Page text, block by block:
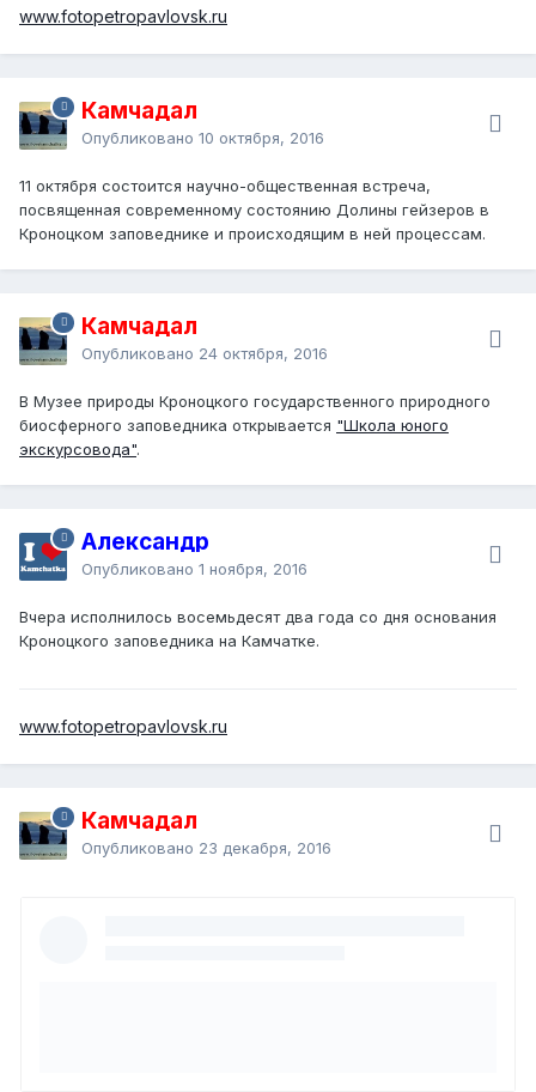
www.fotopetropavlovsk.ru
Камчадал
Опубликовано 10 октября, 2016
11 октября состоится научно-общественная встреча,
посвященная современному состоянию Долины гейзеров в
Кроноцком заповеднике и происходящим в ней процессам.
Камчадал
Опубликовано 24 октября, 2016
В Музее природы Кроноцкого государственного природного
биосферного заповедника открывается "Школа юного
экскурсовода".
Александр
Опубликовано 1 ноября, 2016
Вчера исполнилось восемьдесят два года со дня основания
Кроноцкого заповедника на Камчатке.
www.fotopetropavlovsk.ru
Камчадал
Опубликовано 23 декабря, 2016